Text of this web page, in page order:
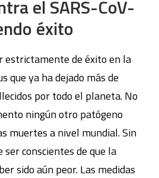
el SARS-CoV-
éxito
estrictamente de éxito en la
que ya ha dejado más de
por todo el planeta. No
ningún otro patógeno
muertes a nivel mundial. Sin
conscientes de que la
sido aún peor. Las medidas